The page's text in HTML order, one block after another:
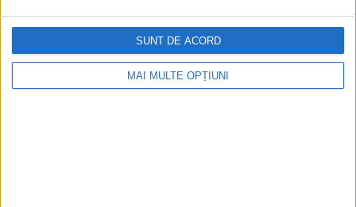
MAI MULTE OPȚIUNI
SUNT DE ACORD
CELE MAI VIZITATE